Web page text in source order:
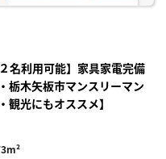
名利用可能】家具家電完備
栃木矢板市マンスリーマン
光にもオススメ】